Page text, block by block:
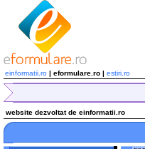
einformatii.ro | eformulare.ro | estiri.ro
website dezvoltat de einformatii.ro